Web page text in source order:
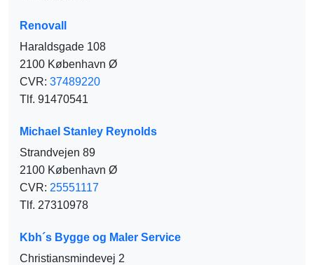
Renovall
Haraldsgade 108
2100 København Ø
CVR: 37489220
Tlf. 91470541
Michael Stanley Reynolds
Strandvejen 89
2100 København Ø
CVR: 25551117
Tlf. 27310978
Kbh´s Bygge og Maler Service
Christiansmindevej 2